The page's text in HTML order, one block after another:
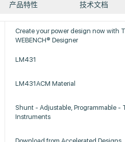
产品特性 技术文档
Create your power design now with
WEBENCH® Designer
LM431
LM431ACM Material
Shunt - Adjustable, Programmable -
Instruments